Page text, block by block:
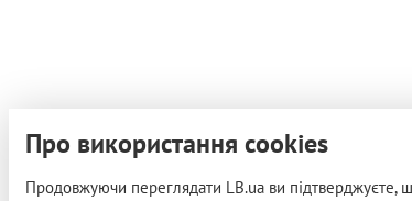
Про використання cookies
Продовжуючи переглядати LB.ua ви підтверджуєте,